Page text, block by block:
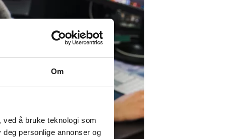
Om
å bruke teknologi som
personlige annonser og